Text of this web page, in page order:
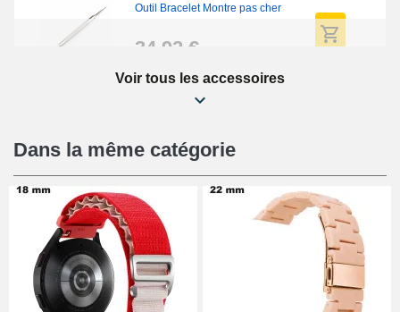
Outil Bracelet Montre pas cher
34,92 €
Kit Réparation Montre Débutant
16,90 €
Pied à Coulisse Numérique
9,90 €
Pince à Poinçonner (pince trou)
Voir tous les accessoires
Dans la même catégorie